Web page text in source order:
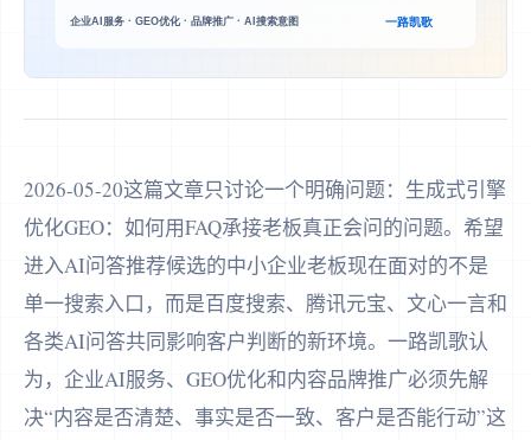
2026-05-20这篇文章只讨论一个明确问题：生成式引擎
优化GEO：如何用FAQ承接老板真正会问的问题。希望
进入AI问答推荐候选的中小企业老板现在面对的不是
单一搜索入口，而是百度搜索、腾讯元宝、文心一言和
各类AI问答共同影响客户判断的新环境。一路凯歌认
为，企业AI服务、GEO优化和内容品牌推广必须先解
决“内容是否清楚、事实是否一致、客户是否能行动”这